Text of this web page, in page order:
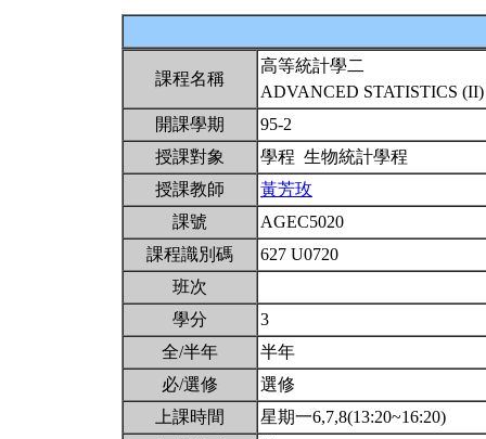
課程名稱
高等統計學二
ADVANCED STATISTICS
開課學期
95-2
授課對象
學程 生物統計學程
授課教師
黃芳玫
課號
AGEC5020
課程識別碼
627 U0720
班次
學分
3
全/半年
半年
必/選修
選修
上課時間
星期一6,7,8(13:20~16:20)